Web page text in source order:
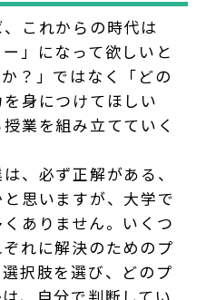
これからの時代は
」になって欲しいと
？」ではなく「どの
身につけてほしい
業を組み立てていく
、必ず正解がある、
思いますが、大学で
ありません。いくつ
れに解決のためのプ
択肢を選び、どのプ